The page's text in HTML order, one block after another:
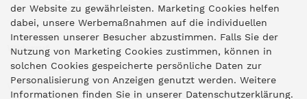
"Deko 409" Bernkastel-Kues
Widerruf
Vertrag widerrufen
der Website zu gewährleisten. Marketing Cookies helfen
dabei, unsere Werbemaßnahmen auf die individuellen
Interessen unserer Besucher abzustimmen. Falls Sie der
Nutzung von Marketing Cookies zustimmen, können in
solchen Cookies gespeicherte persönliche Daten zur
Personalisierung von Anzeigen genutzt werden. Weitere
Informationen finden Sie in unserer Datenschutzerklärung.